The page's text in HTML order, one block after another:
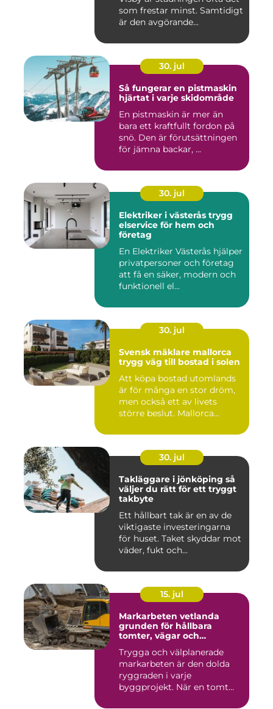
som frestar minst. Samtidigt
är den avgörande...
30. jul
Så fungerar en pistmaskin
hjärtat i varje skidområde
En pistmaskin är mer än
bara ett kraftfullt fordon på
snö. Den är förutsättningen
för jämna backar, ...
30. jul
Elektriker i västerås trygg
elservice för hem och
företag
En Elektriker Västerås hjälper
privatpersoner och företag
att få en säker, modern och
funktionell el...
30. jul
Svensk mäklare mallorca
trygg väg till bostad i solen
Att köpa bostad utomlands
är för många en stor dröm,
men också ett av livets
större beslut. Mallorca...
30. jul
Takläggare i jönköping så
väljer du rätt för ett tryggt
takbyte
Ett hållbart tak är en av de
viktigaste investeringarna
för huset. Taket skyddar mot
väder, fukt och...
15. jul
Markarbeten vetlanda
grunden för hållbara
tomter, vägar och
Trygga och välplanerade
markarbeten är den dolda
ryggraden i varje
byggprojekt. När en tomt